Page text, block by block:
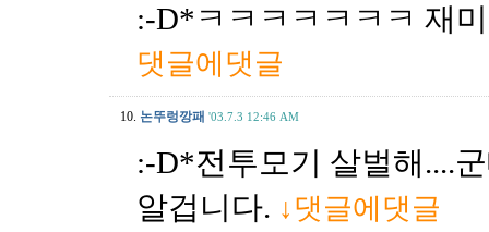
:-D*ㅋㅋㅋㅋㅋㅋㅋ 재
댓글에댓글
10. 논뚜렁깡패 '03.7.3 12:46 AM
:-D*전투모기 살벌해....
알겁니다. ↓댓글에댓글